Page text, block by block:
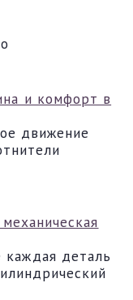
и комфорт в
движение
деталь